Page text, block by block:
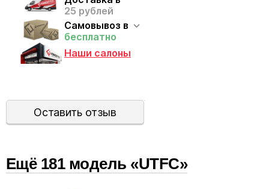
25 рублей
Самовывоз в
бесплатно
Наши салоны
Оставить отзыв
Ещё 181 модель «UTFC»